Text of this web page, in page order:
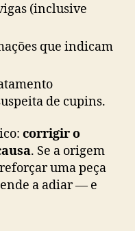
(inclusive
que indicam
de cupins.
corrigir o
. Se a origem
uma peça
a adiar — e